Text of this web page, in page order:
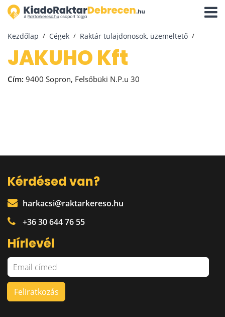
Kezdőlap Cégek Raktár tulajdonosok, üzemeltető
JAKUHO Kft
Cím: 9400 Sopron, Felsőbüki N.P.u 30
Kérdésed van?
harkacsi@raktarkereso.hu
+36 30 644 76 55
Hírlevél